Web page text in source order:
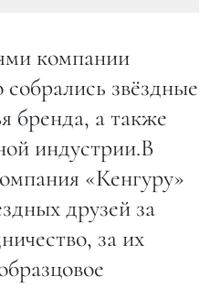
компании
звёздные
бренда, а также
индустрии.В
«Кенгуру»
друзей за
за их